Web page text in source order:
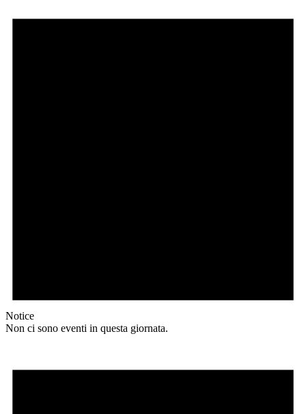
Notice
Non ci sono eventi in questa giornata.